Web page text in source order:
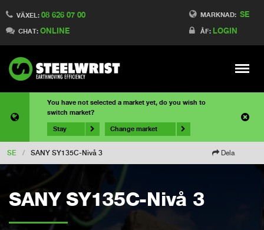
MARKNAD: SE
ÅF: LOGIN
VÄXEL: 08 626 07 00
CHAT: ONLINE
Meny
You have not selected a market yet, do you wish to
switch market?
Stay Change market
SE / SANY SY135C-Nivå 3 Dela
SANY SY135C-Nivå 3